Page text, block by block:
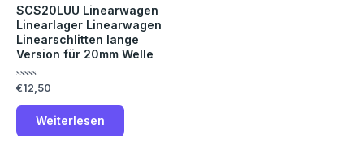
SCS20LUU Linearwagen
Linearlager Linearwagen
Linearschlitten lange
Version für 20mm Welle
Bewertet
0
€12,50
Weiterlesen